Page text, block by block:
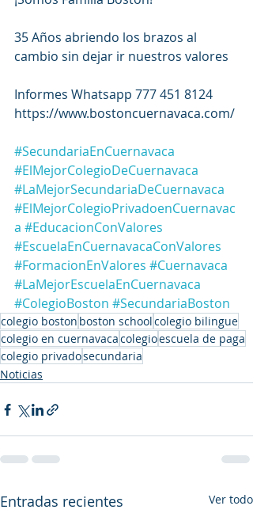
35 Años abriendo los brazos al
cambio sin dejar ir nuestros valores
Informes Whatsapp 777 451 8124
https://www.bostoncuernavaca.com/
#SecundariaEnCuernavaca
#ElMejorColegioDeCuernavaca
#LaMejorSecundariaDeCuernavaca
#ElMejorColegioPrivadoenCuernavac
a #EducacionConValores
#EscuelaEnCuernavacaConValores
#FormacionEnValores #Cuernavaca
#LaMejorEscuelaEnCuernavaca
#ColegioBoston #SecundariaBoston
colegio boston boston schoolcolegio bilingue
colegio en cuernavacacolegioescuela de paga
colegio privadosecundaria
Noticias
Entradas recientes Ver todo